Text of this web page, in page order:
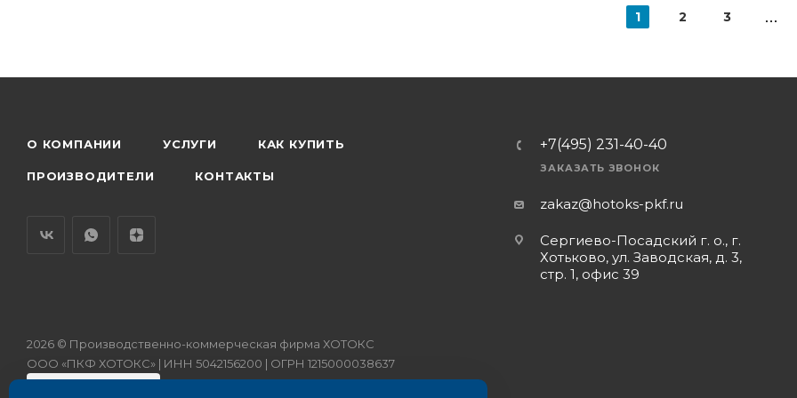
1 2 3
О КОМПАНИИ УСЛУГИ КАК КУПИТЬ
ПРОИЗВОДИТЕЛИ КОНТАКТЫ
+7(495) 231-40-40
ЗАКАЗАТЬ ЗВОНОК
zakaz@hotoks-pkf.ru
Сергиево-Посадский г. о., г.
Хотьково, ул. Заводская, д. 3,
стр. 1, офис 39
2026 © Производственно-коммерческая фирма ХОТОКС
ООО «ПКФ ХОТОКС» | ИНН 5042156200 | ОГРН 1215000038637